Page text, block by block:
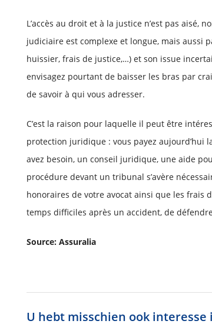
L’accès au droit et à la justice n’est pas aisé,
judiciaire est complexe et longue, mais aussi
huissier, frais de justice,…) et son issue
envisagez pourtant de baisser les bras par
de savoir à qui vous adresser.
C’est la raison pour laquelle il peut être
protection juridique : vous payez aujourd’hui
avez besoin, un conseil juridique, une aide
procédure devant un tribunal s’avère
honoraires de votre avocat ainsi que les frais
temps difficiles après un accident, de
Source: Assuralia
U hebt misschien ook interesse